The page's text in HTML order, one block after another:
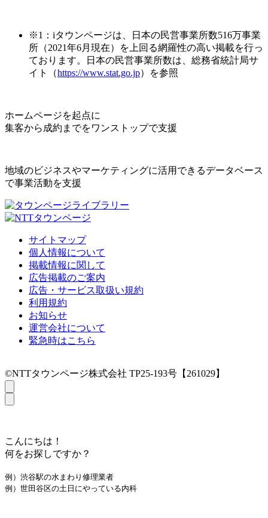
※1：iタウンページは、日本の民営事業所数516万事業
所（2021年6月現在）を上回る網羅性の高い掲載を行っ
ております。日本の民営事業所数は、総務省統計局サ
イト（https://www.stat.go.jp）を参照
ホームページを起点に
集客から成約までをワンストップで支援
地域のビジネスやマーケティングに活用できるデータベース
で事業活動を支援
サイトマップ
個人情報について
掲載情報に関して
広告掲載のご案内
広告・サービス取扱い規約
利用規約
お知らせ
運営会社について
緊急時はこちら
©NTTタウンページ株式会社 TP25-193号【261029】
こんにちは！
何をお探しですか？
例）渋谷駅の水まわり修理業者
例）世田谷区の土日にやっている内科